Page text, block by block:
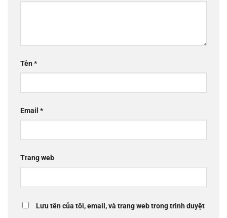
Tên*
Email *
Trang web
Lưu tên của tôi, email, và trang web trong trình duyệt